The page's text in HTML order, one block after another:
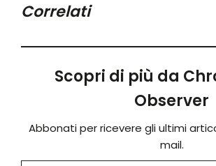
Correlati
Scopri di più da
Observer
Abbonati per ricevere gli ultimi
mail.
Digita la tua e-mail...